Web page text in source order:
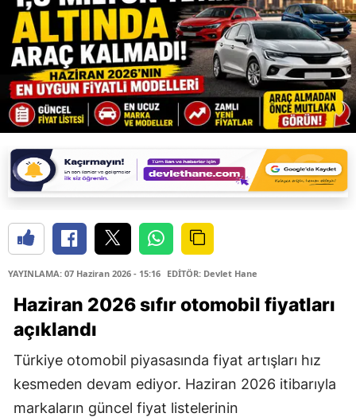
YAYINLAMA: 07 Haziran 2026 - 15:16 EDİTÖR: Devlet Hane
Haziran 2026sıfır otomobil fiyatları
açıklandı
Türkiye otomobil piyasasında fiyat artışları hız
kesmeden devam ediyor. Haziran 2026 itibarıyla
markaların güncel fiyat listelerinin